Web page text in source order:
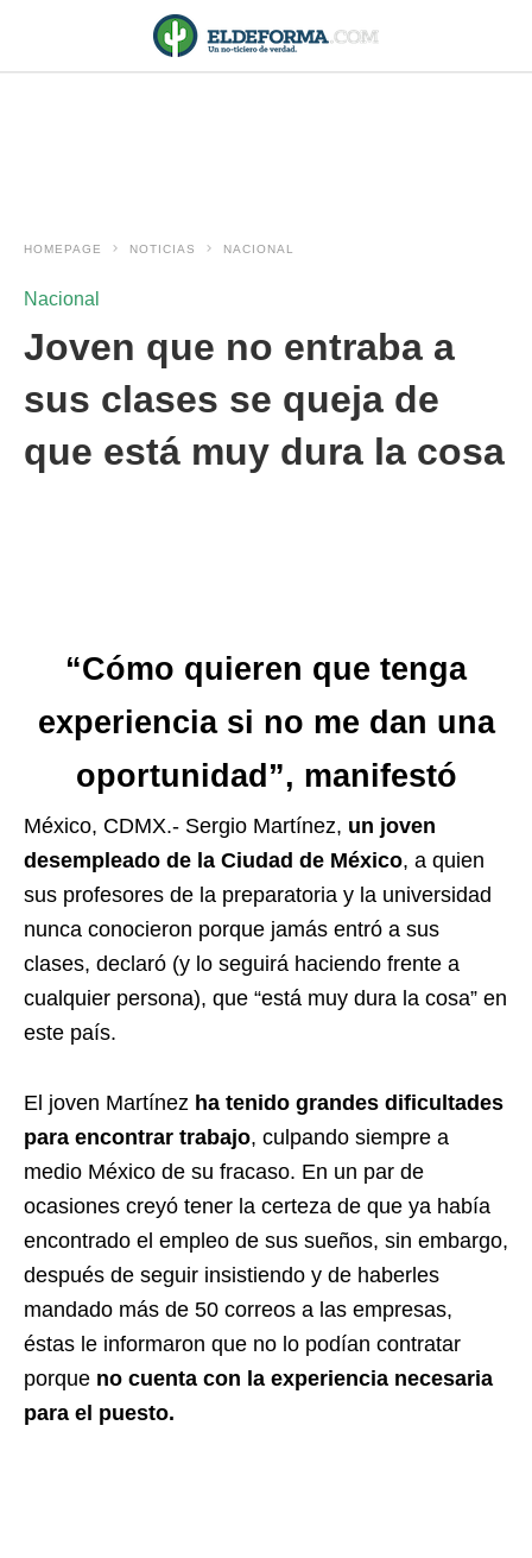
HOMEPAGE NOTICIAS NACIONAL
Nacional
Joven que no entraba a
sus clases se queja de
que está muy dura la cosa
“Cómo quieren que tenga
experiencia si no me dan una
oportunidad”, manifestó
México, CDMX.- Sergio Martínez, un joven
desempleado de la Ciudad de México, a quien
sus profesores de la preparatoria y la universidad
nunca conocieron porque jamás entró a sus
clases, declaró (y lo seguirá haciendo frente a
cualquier persona), que “está muy dura la cosa” en
este país.
El joven Martínez ha tenido grandes dificultades
para encontrar trabajo, culpando siempre a
medio México de su fracaso. En un par de
ocasiones creyó tener la certeza de que ya había
encontrado el empleo de sus sueños, sin embargo,
después de seguir insistiendo y de haberles
mandado más de 50 correos a las empresas,
éstas le informaron que no lo podían contratar
porque no cuenta con la experiencia necesaria
para el puesto.